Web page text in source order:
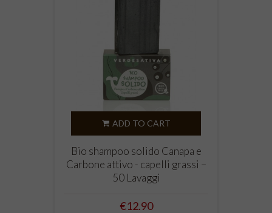
ADD TO CART
Bio shampoo solido Canapa e
Carbone attivo - capelli grassi –
50 Lavaggi
Price
€12.90